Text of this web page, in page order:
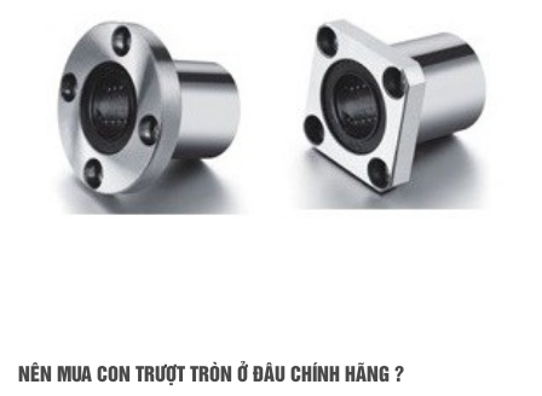
NÊN MUA CON TRƯỢT TRÒN Ở ĐÂU CHÍNH HÃNG ?